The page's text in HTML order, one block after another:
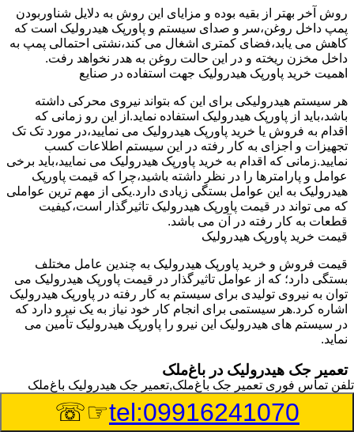
روش آخر بهتر از بقیه بوده و مزایای این روش به دلایل شناوربودن
پمپ داخل روغن،سر و صدای سیستم و پاورپک هیدرولیک است که
کاهش می یابد،فضای کمتری اشغال می کند،نشتی احتمالی پمپ به
داخل مخزن ریخته و در این حالت روغن به هدر نخواهد رفت.
اهمیت خرید پاورپک هیدرولیک جهت استفاده در صنایع
هر سیستم هیدرولیکی برای این که بتواند نیروی محرکی داشته
باشد،باید از پاورپک هیدرولیک استفاده نماید.از این رو زمانی که
اقدام به فروش یا خرید پاورپک هیدرولیک می نمایید،در مورد تک تک
تجهیزات و اجزای به کار رفته در این سیستم اطلاعات کسب
نمایید.زمانی که اقدام به خرید پاورپک هیدرولیک می نمایید،باید برخی
عوامل و پارامترها را در نظر داشته باشید،چرا که قیمت پاورپک
هیدرولیک به این عوامل بستگی زیادی دارد.یکی از مهم ترین عواملی
که می تواند در قیمت پاورپک هیدرولیک تاثیرگذار است،کیفیت
قطعات به کار رفته در آن می باشد.
قیمت خرید پاورپک هیدرولیک
قیمت فروش و خرید پاورپک هیدرولیک به چندین عامل مختلف
بستگی دارد؛ که از عوامل تاثیرگذار در قیمت پاورپک هیدرولیک می
توان به نیروی تولیدی برای سیستم به کار رفته در پاورپک هیدرولیک
اشاره کرد.هر سیستمی برای انجام کار خود نیاز به یک نیرو دارد که
در سیستم های هیدرولیک این نیرو را پاورپک هیدرولیک تأمین می
نماید.
تعمیر جک هیدرولیک در باغ‌ملک
وسیله‎ای که با عملکرد خود موجب بلند شدن اهرم و یا وزن سنگین
در یک قسمت می گردد را جک هیدرولیک می نامند.جک هیدرولیک
تلفن تماس فوری تعمیر جک باغ‌ملک,تعمیر جک هیدرولیک باغ‌ملک
tel:09916241070
☞☏